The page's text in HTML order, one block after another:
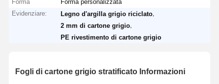
Forma
Forma personalizzata
Evidenziare:
Legno d'argilla grigio riciclato
2 mm di cartone grigio
PE rivestimento di cartone grigio
Fogli di cartone grigio stratificato Informazioni